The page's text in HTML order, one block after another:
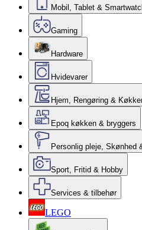
Mobil, Tablet &
Gaming
Hardware
Hvidevarer
Hjem, Rengøring &
Epoq køkken & bryggers
Personlig pleje, Skønhed
Sport, Fritid & Hobby
Services & tilbehør
LEGO